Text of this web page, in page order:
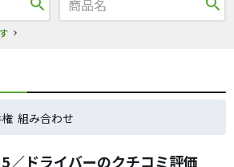
search search
組み合わせ
／ドライバーのクチコミ評価